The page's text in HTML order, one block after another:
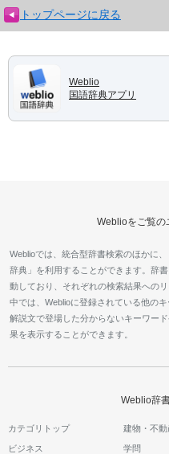
トップページに戻る
Weblio
国語辞典アプリ
Weblioをご覧の
Weblioでは、統合型辞書検索のほかに
辞典」を利用することができます。辞
動しており、それぞれの検索結果への
中では、Weblioに登録されている他の
解説文で登場した分からないキーワー
果を表示することができます。
Weblio辞
カテゴリトップ 建物・不動
ビジネス 学問